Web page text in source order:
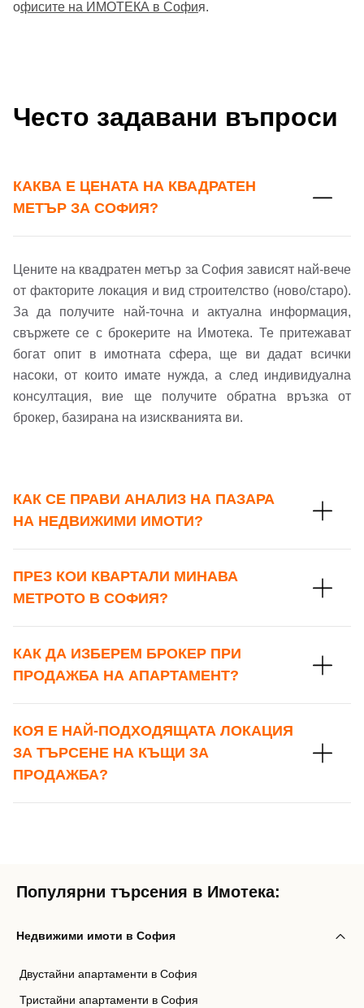
офисите на ИМОТЕКА в София.
Често задавани въпроси
КАКВА Е ЦЕНАТА НА КВАДРАТЕН
МЕТЪР ЗА СОФИЯ?
Цените на квадратен метър за София зависят най-вече
от факторите локация и вид строителство (ново/старо).
За да получите най-точна и актуална информация,
свържете се с брокерите на Имотека. Те притежават
богат опит в имотната сфера, ще ви дадат всички
насоки, от които имате нужда, а след индивидуална
консултация, вие ще получите обратна връзка от
брокер, базирана на изискванията ви.
КАК СЕ ПРАВИ АНАЛИЗ НА ПАЗАРА
НА НЕДВИЖИМИ ИМОТИ?
ПРЕЗ КОИ КВАРТАЛИ МИНАВА
МЕТРОТО В СОФИЯ?
КАК ДА ИЗБЕРЕМ БРОКЕР ПРИ
ПРОДАЖБА НА АПАРТАМЕНТ?
КОЯ Е НАЙ-ПОДХОДЯЩАТА ЛОКАЦИЯ
ЗА ТЪРСЕНЕ НА КЪЩИ ЗА
ПРОДАЖБА?
Популярни търсения в Имотека:
Недвижими имоти в София
Двустайни апартаменти в София
Тристайни апартаменти в София